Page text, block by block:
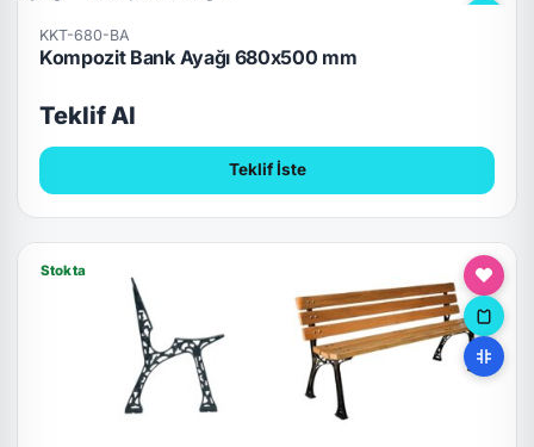
KKT-680-BA
Kompozit Bank Ayağı 680x500 mm
Teklif Al
Teklif İste
Stokta